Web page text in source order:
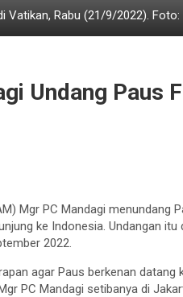
Vatikan, Rabu (21/9/2022).
Undang Paus
Mgr PC Mandagi menundang
ke Indonesia. Undangan itu
2022.
agar Paus berkenan datang
PC Mandagi setibanya di